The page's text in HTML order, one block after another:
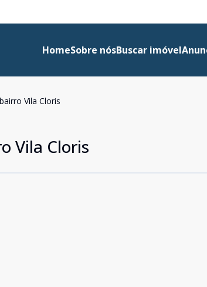
HomeSobre nósBuscar imóvel
Vila Cloris
Vila Cloris